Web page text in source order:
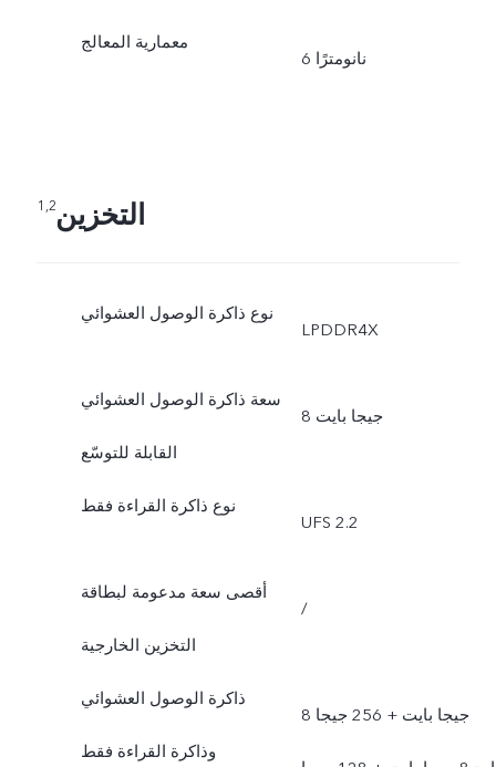
معمارية المعالج
6 نانومترًا
التخزين1,2
نوع ذاكرة الوصول العشوائي
LPDDR4X
سعة ذاكرة الوصول العشوائي
القابلة للتوسّع
8 جيجا بايت
نوع ذاكرة القراءة فقط
UFS 2.2
أقصى سعة مدعومة لبطاقة
التخزين الخارجية
/
ذاكرة الوصول العشوائي
وذاكرة القراءة فقط
8 جيجا بايت + 256 جيجا